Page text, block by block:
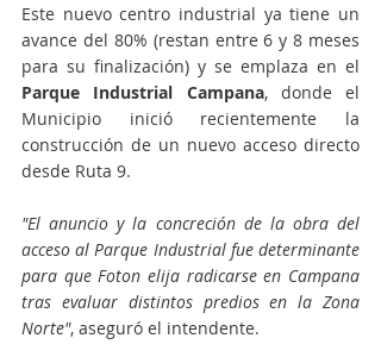
Este nuevo centro industrial ya tiene un
avance del 80% (restan entre 6 y 8 meses
Parque Industrial Campana, donde el
Municipio inició recientemente la
construcción de un nuevo acceso directo
desde Ruta 9.
"El anuncio y la concreción de la obra del
acceso al Parque Industrial fue determinante
para que Foton elija radicarse en Campana
tras evaluar distintos predios en la Zona
Norte", aseguró el intendente.